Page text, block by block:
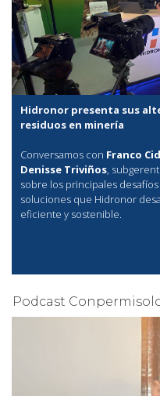
Hidronor presenta sus
residuos en minería
Conversamos con Franco Cid
Denisse Triviños,
sobre los principales
soluciones que Hidronor
eficiente y sostenible.
Podcast